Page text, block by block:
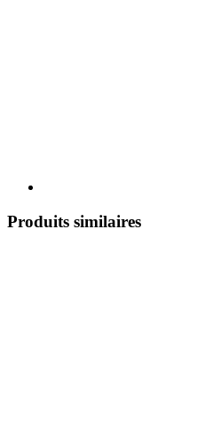
Produits similaires